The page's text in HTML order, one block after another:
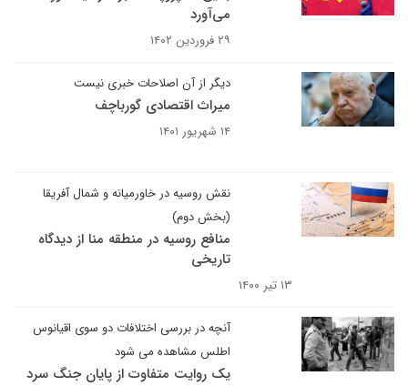
می‌آورد
۲۹ فروردین ۱۴۰۲
دیگر از آن اصلاحات خبری نیست
میراث اقتصادی گورباچف
۱۴ شهریور ۱۴۰۱
نقش روسیه در خاورمیانه و شمال آفریقا
(بخش دوم)
منافع روسیه در منطقه منا از دیدگاه
تاریخی
۱۳ تیر ۱۴۰۰
آنچه در بررسی اختلافات دو سوی اقیانوس
اطلس مشاهده می شود
یک روایت متفاوت از پایان جنگ سرد